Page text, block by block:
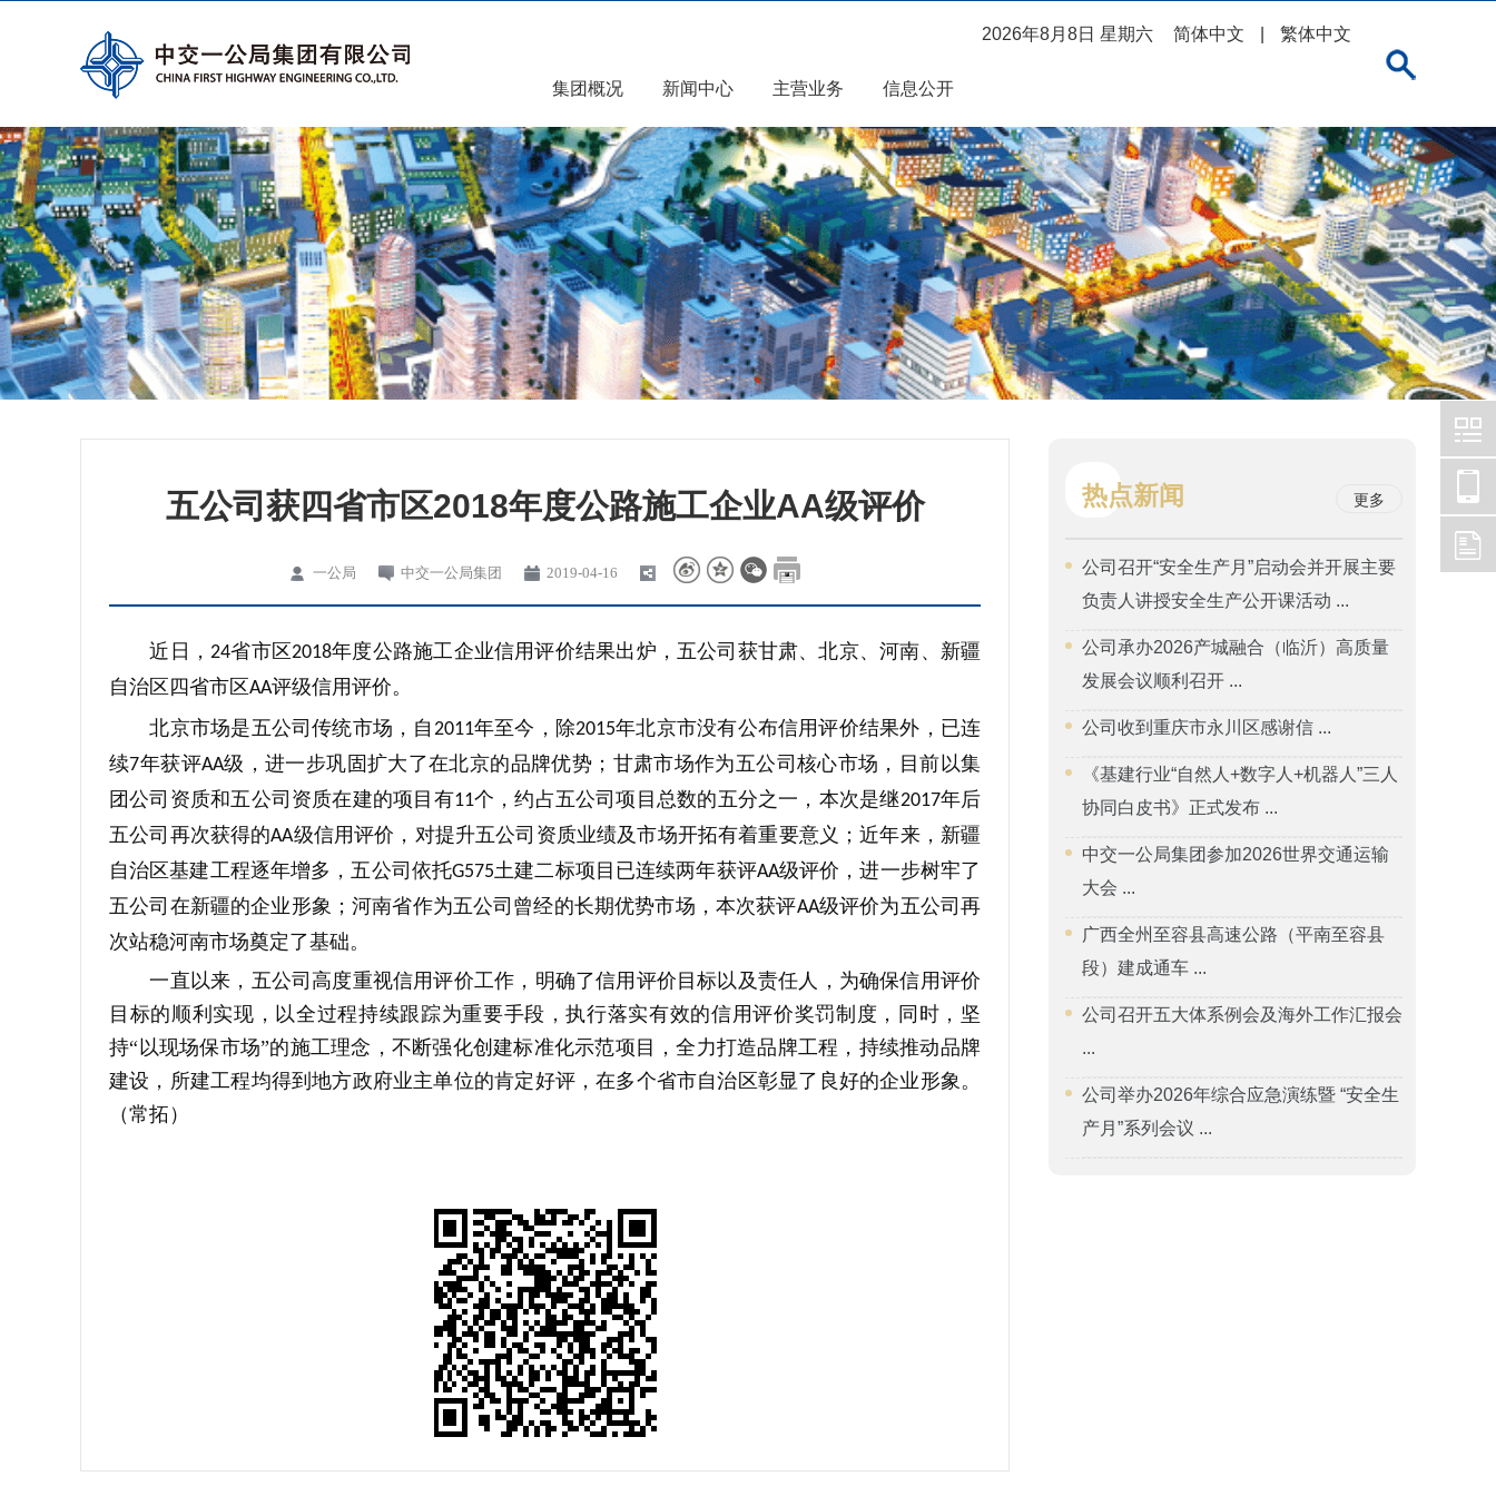
2026年8月8日 星期六 简体中文 繁体中文
集团概况 新闻中心 主营业务 信息公开
五公司获四省市区2018年度公路施工企业AA级评价
一公局 中交一公局集团 2019-04-16
近日，24省市区2018年度公路施工企业信用评价结果出炉，五公司获甘肃、北京、河南、新疆
自治区四省市区AA评级信用评价。
北京市场是五公司传统市场，自 2011年至今，除2015年北京市没有公布信用评价结果外，已连
续7年获评AA级，进一步巩固扩大了在北京的品牌优势；甘肃市场作为五公司核心市场，目前以集
团公司资质和五公司资质在建的项目有11个，约占五公司项目总数的五分之一，本次是继2017年后
五公司再次获得的AA级信用评价，对提升五公司资质业绩及市场开拓有着重要意义；近年来，新疆
自治区基建工程逐年增多，五公司依托G575土建二标项目已连续两年获评AA级评价，进一步树牢了
五公司在新疆的企业形象；河南省作为五公司曾经的长期优势市场，本次获评AA级评价为五公司再
次站稳河南市场奠定了基础。
一直以来，五公司高度重视信用评价工作，明确了信用评价目标以及责任人，为确保信用评价
目标的顺利实现，以全过程持续跟踪为重要手段，执行落实有效的信用评价奖罚制度，同时，坚
持“以现场保市场”的施工理念，不断强化创建标准化示范项目，全力打造品牌工程，持续推动品牌
建设，所建工程均得到地方政府业主单位的肯定好评，在多个省市自治区彰显了良好的企业形象。
（常拓）
热点新闻 更多
公司召开“安全生产月”启动会并开展主要
负责人讲授安全生产公开课活动 ...
公司承办2026产城融合（临沂）高质量
发展会议顺利召开 ...
公司收到重庆市永川区感谢信 ...
《基建行业“自然人+数字人+机器人”三人
协同白皮书》正式发布 ...
中交一公局集团参加2026世界交通运输
大会 ...
广西全州至容县高速公路（平南至容县
段）建成通车 ...
公司召开五大体系例会及海外工作汇报会
...
公司举办2026年综合应急演练暨 “安全生
产月”系列会议 ...